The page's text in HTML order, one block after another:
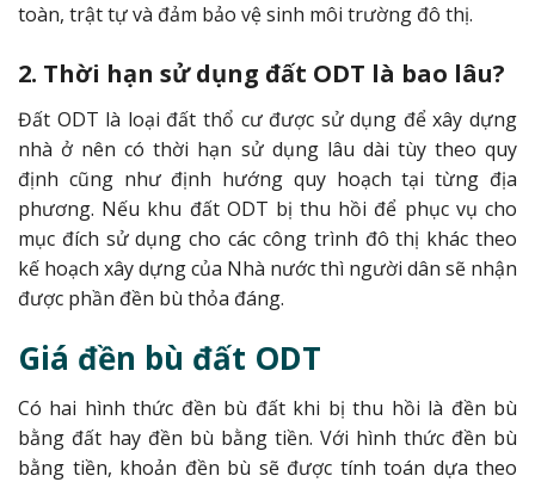
toàn, trật tự và đảm bảo vệ sinh môi trường đô thị.
2. Thời hạn sử dụng đất ODT là bao lâu?
Đất ODT là loại đất thổ cư được sử dụng để xây dựng
nhà ở nên có thời hạn sử dụng lâu dài tùy theo quy
định cũng như định hướng quy hoạch tại từng địa
phương. Nếu khu đất ODT bị thu hồi để phục vụ cho
mục đích sử dụng cho các công trình đô thị khác theo
kế hoạch xây dựng của Nhà nước thì người dân sẽ nhận
được phần đền bù thỏa đáng.
Giá đền bù đất ODT
Có hai hình thức đền bù đất khi bị thu hồi là đền bù
bằng đất hay đền bù bằng tiền. Với hình thức đền bù
bằng tiền, khoản đền bù sẽ được tính toán dựa theo